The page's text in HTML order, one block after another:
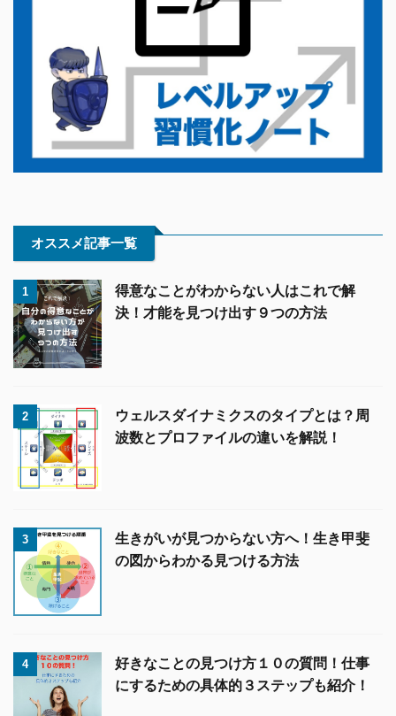
オススメ記事一覧
1
得意なことがわからない人はこれで解
決！才能を見つけ出す９つの方法
2
ウェルスダイナミクスのタイプとは？周
波数とプロファイルの違いを解説！
3
生きがいが見つからない方へ！生き甲斐
の図からわかる見つける方法
4
好きなことの見つけ方１０の質問！仕事
にするための具体的３ステップも紹介！